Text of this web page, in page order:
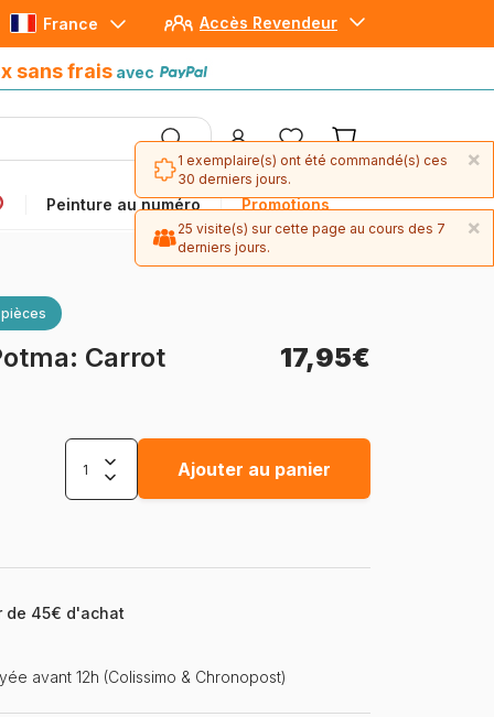
Accès Revendeur
France
sans frais avec
Peinture au numéro Promotions
avec Paypal
Carrot 17,95€
Ajouter au panier
de 45€ d'achat
avant 12h (Colissimo & Chronopost)
×
1 exemplaire(s) ont été commandé(s) ces
30 derniers jours.
×
25 visite(s) sur cette page au cours des 7
derniers jours.